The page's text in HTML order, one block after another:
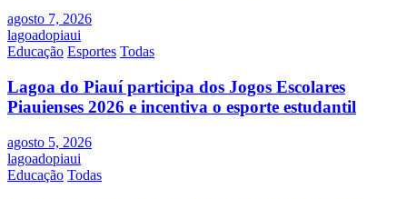
agosto 7, 2026
lagoadopiaui
Educação Esportes Todas
Lagoa do Piauí participa dos Jogos Escolares
Piauienses 2026 e incentiva o esporte estudantil
agosto 5, 2026
lagoadopiaui
Educação Todas